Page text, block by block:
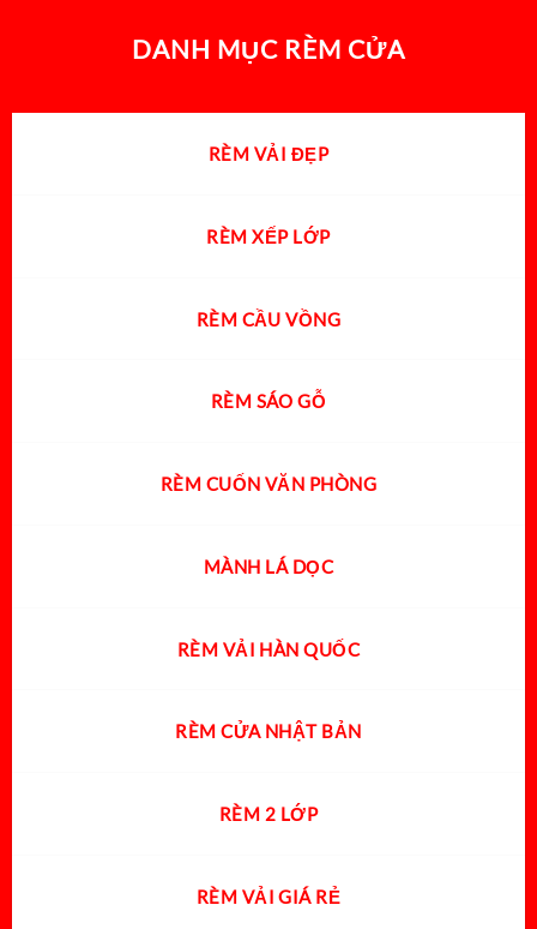
DANH MỤC RÈM CỬA
RÈM VẢI ĐẸP
RÈM XẾP LỚP
RÈM CẦU VỒNG
RÈM SÁO GỖ
RÈM CUỐN VĂN PHÒNG
MÀNH LÁ DỌC
RÈM VẢI HÀN QUỐC
RÈM CỬA NHẬT BẢN
RÈM 2 LỚP
RÈM VẢI GIÁ RẺ